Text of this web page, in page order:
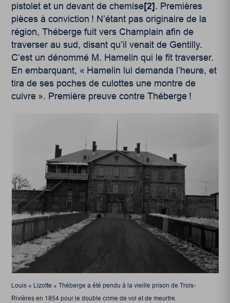
pistolet et un devant de chemise[2]. Premières
pièces à conviction ! N’étant pas originaire de la
région, Théberge fuit vers Champlain afin de
traverser au sud, disant qu’il venait de Gentilly.
C’est un dénommé M. Hamelin qui le fit traverser.
En embarquant, « Hamelin lui demanda l’heure, et
tira de ses poches de culottes une montre de
cuivre ». Première preuve contre Théberge !
Louis « Lizotte » Théberge a été pendu à la vieille prison de Trois-
Rivières en 1854 pour le double crime de vol et de meurtre.